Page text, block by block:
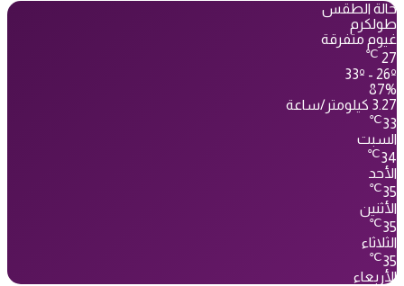
حالة الطقس
طولكرم
غيوم متفرقة
27
℃
33º - 26º
87%
3.27 كيلومتر/ساعة
33
℃
السبت
34
℃
الأحد
35
℃
الأثنين
35
℃
الثلاثاء
35
℃
الأربعاء